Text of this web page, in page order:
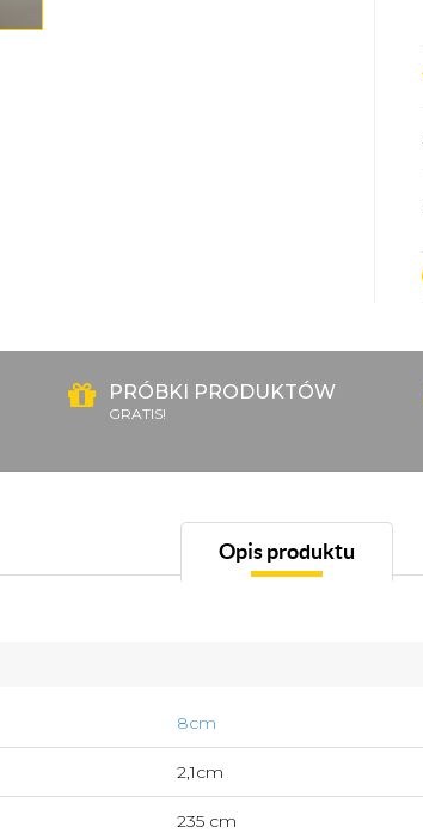
PRÓBKI PRODUKTÓW
GRATIS!
Opis produktu
8cm
2,1cm
235 cm